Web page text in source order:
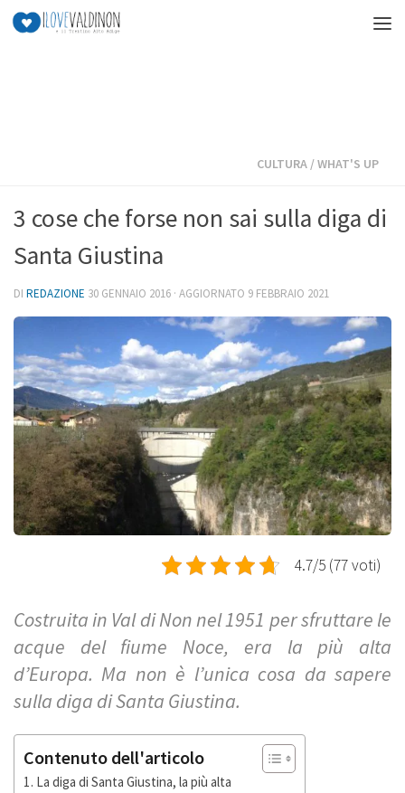
Salta al contenuto
CULTURA /WHAT'S UP
3 cose che forse non sai sulla diga di
Santa Giustina
DI REDAZIONE 30 GENNAIO 2016 · AGGIORNATO 9 FEBBRAIO 2021
4.7/5 (77 voti)
Costruita in Val di Non nel 1951 per sfruttare le
acque del fiume Noce, era la più alta
d’Europa. Ma non è l’unica cosa da sapere
sulla diga di Santa Giustina.
Contenuto dell'articolo
La diga di Santa Giustina, la più alta